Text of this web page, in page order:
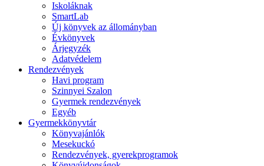
Iskoláknak
SmartLab
Új könyvek az állományban
Évkönyvek
Árjegyzék
Adatvédelem
Rendezvények
Havi program
Szinnyei Szalon
Gyermek rendezvények
Egyéb
Gyermekkönyvtár
Könyvajánlók
Mesekuckó
Rendezvények, gyerekprogramok